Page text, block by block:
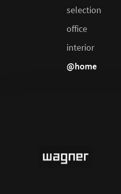
selection
office
interior
@home